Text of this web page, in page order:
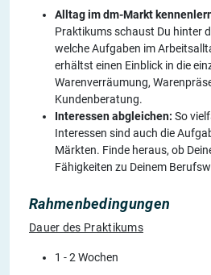
Alltag im dm-Markt
Praktikums schaust Du hinter
welche Aufgaben im
erhältst einen Einblick in die
Warenverräumung,
Kundenberatung.
Interessen abgleichen: So
Interessen sind auch die
Märkten. Finde heraus, ob
Fähigkeiten zu Deinem
Rahmenbedingungen
Dauer des Praktikums
1 - 2 Wochen